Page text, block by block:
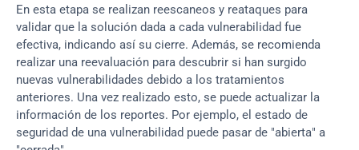
En esta etapa se realizan reescaneos y reataques para
validar que la solución dada a cada vulnerabilidad fue
efectiva, indicando así su cierre. Además, se recomienda
realizar una reevaluación para descubrir si han surgido
nuevas vulnerabilidades debido a los tratamientos
anteriores. Una vez realizado esto, se puede actualizar la
información de los reportes. Por ejemplo, el estado de
seguridad de una vulnerabilidad puede pasar de "abierta" a